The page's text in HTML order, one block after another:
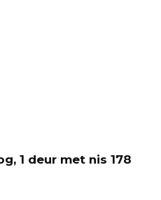
1 deur met nis 178